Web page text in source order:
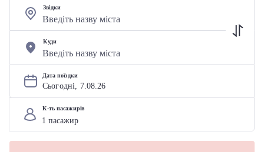
Звідки
Куди
Дата поїздки
Сьогодні, 7.08.26
К-ть пасажирів